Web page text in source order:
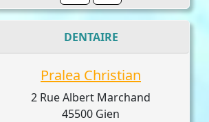
DENTAIRE
Pralea Christian
2 Rue Albert Marchand
45500 Gien